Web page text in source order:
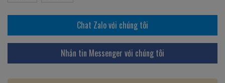
Chat Zalo với chúng tôi
Nhắn tin Messenger với chúng tôi